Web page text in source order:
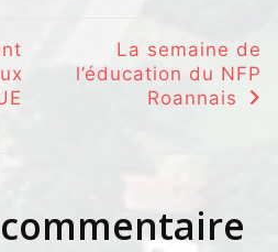
La semaine de
l’éducation du NFP
Roannais